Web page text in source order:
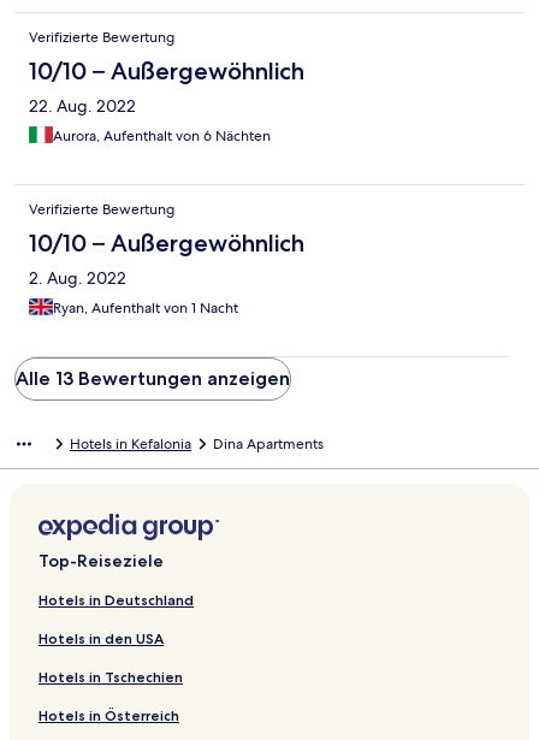
to go back to your country after your stay in this hotel. Thanks
for the great hospitality. We would definitely come back to this
hotel! Mehdi & Nada
Verifizierte Bewertung
10/10 – Außergewöhnlich
22. Aug. 2022
Aurora, Aufenthalt von 6 Nächten
Verifizierte Bewertung
10/10 – Außergewöhnlich
2. Aug. 2022
Ryan, Aufenthalt von 1 Nacht
Alle 13 Bewertungen anzeigen
Hotels in Kefalonia Dina Apartments
Top-Reiseziele
Hotels in Deutschland
Hotels in den USA
Hotels in Tschechien
Hotels in Österreich